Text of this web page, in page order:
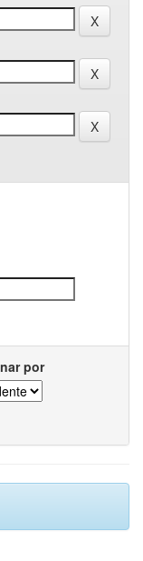
por